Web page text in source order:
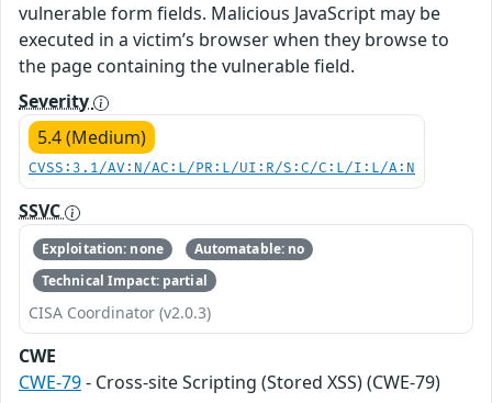
vulnerable form fields. Malicious JavaScript may be
executed in a victim’s browser when they browse to
the page containing the vulnerable field.
Severity
5.4 (Medium)
CVSS:3.1/AV:N/AC:L/PR:L/UI:R/S:C/C:L/I:L/A:N
SSVC
Exploitation: none
Automatable: no
Technical Impact: partial
CISA Coordinator (v2.0.3)
CWE
CWE-79- Cross-site Scripting (Stored XSS) (CWE-79)